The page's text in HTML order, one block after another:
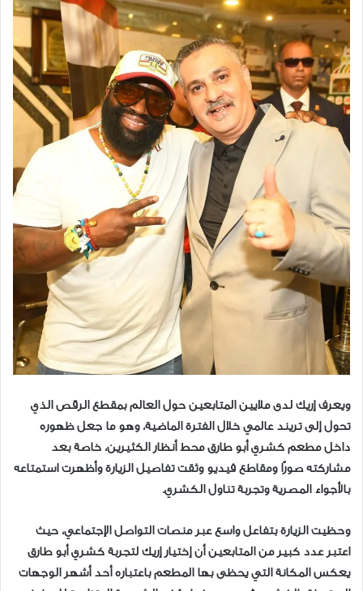
ويعرف إريك لدى ملايين المتابعين حول العالم بمقطع الرقص الذي
تحول إلى تريند عالمي خلال الفترة الماضية، وهو ما جعل ظهوره
داخل مطعم كشري أبو طارق محط أنظار الكثيرين، خاصة بعد
مشاركته صورًا ومقاطع فيديو وثقت تفاصيل الزيارة وأظهرت استمتاعه
بالأجواء المصرية وتجربة تناول الكشري.
وحظيت الزيارة بتفاعل واسع عبر منصات التواصل الإجتماعي، حيث
اعتبر عدد كبير من المتابعين أن إختيار إريك لتجربة كشري أبو طارق
يعكس المكانة التي يحظى بها المطعم باعتباره أحد أشهر الوجهات